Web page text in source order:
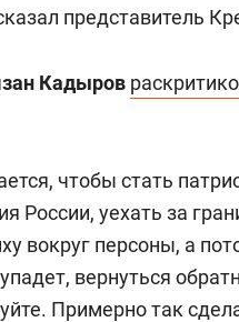
представитель
Кадыров
чтобы стать
России, уехать за
вокруг персоны, а
вернуться
Примерно так